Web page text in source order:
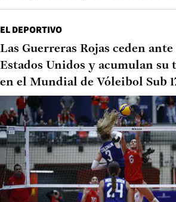
EL DEPORTIVO
Las Guerreras Rojas ceden
Estados Unidos y acumulan su
en el Mundial de Vóleibol Sub